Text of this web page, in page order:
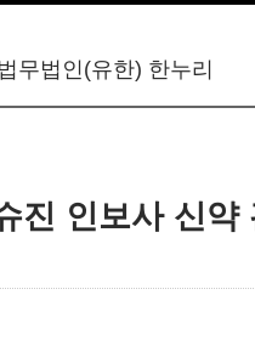
법무법인(유한) 한누리
진 인보사 신